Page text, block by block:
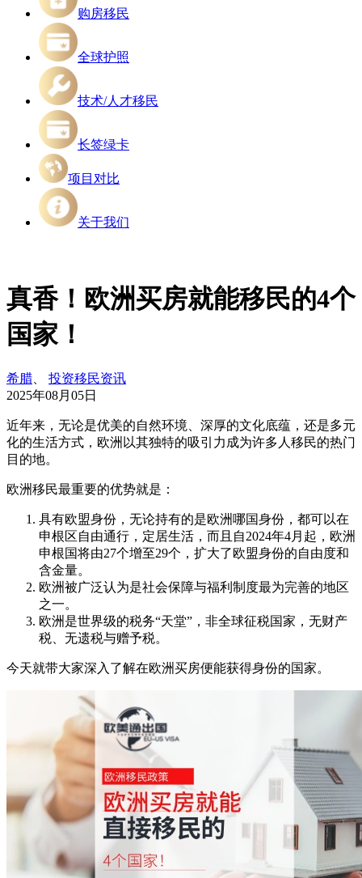
购房移民
全球护照
技术/人才移民
长签绿卡
项目对比
关于我们
真香！欧洲买房就能移民的4个
国家！
希腊
投资移民资讯
2025年08月05日
近年来，无论是优美的自然环境、深厚的文化底蕴，还是多元
化的生活方式，欧洲以其独特的吸引力成为许多人移民的热门
目的地。
欧洲移民最重要的优势就是：
具有欧盟身份，无论持有的是欧洲哪国身份，都可以在
申根区自由通行，定居生活，而且自2024年4月起，欧洲
申根国将由27个增至29个，扩大了欧盟身份的自由度和
含金量。
欧洲被广泛认为是社会保障与福利制度最为完善的地区
之一。
欧洲是世界级的税务“天堂”，非全球征税国家，无财产
税、无遗税与赠予税。
今天就带大家深入了解在欧洲买房便能获得身份的国家。